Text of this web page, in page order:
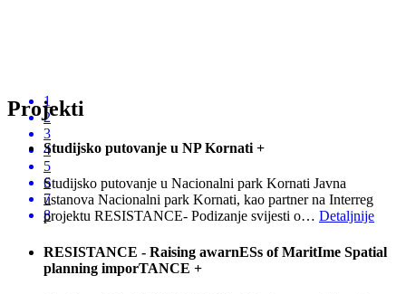
1
2
3
4
5
6
7
8
Projekti
Studijsko putovanje u NP Kornati +
Studijsko putovanje u Nacionalni park Kornati Javna
ustanova Nacionalni park Kornati, kao partner na Interreg
projektu RESISTANCE- Podizanje svijesti o… Detaljnije
RESISTANCE - Raising awarnESs of MaritIme Spatial
planning imporTANCE +